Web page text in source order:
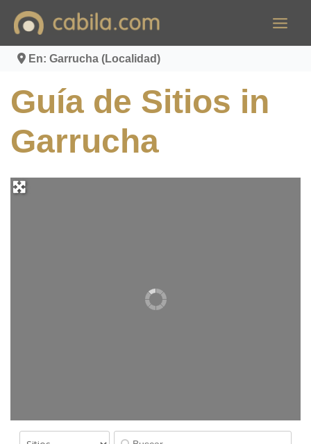
contenido
En: Garrucha (Localidad)
Guía de Sitios in
Garrucha